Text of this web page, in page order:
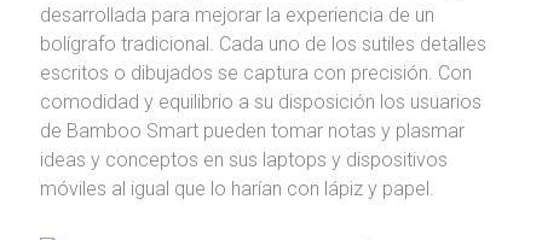
desarrollada para mejorar la experiencia de un
bolígrafo tradicional. Cada uno de los sutiles detalles
escritos o dibujados se captura con precisión. Con
comodidad y equilibrio a su disposición los usuarios
de Bamboo Smart pueden tomar notas y plasmar
ideas y conceptos en sus laptops y dispositivos
móviles al igual que lo harían con lápiz y papel.